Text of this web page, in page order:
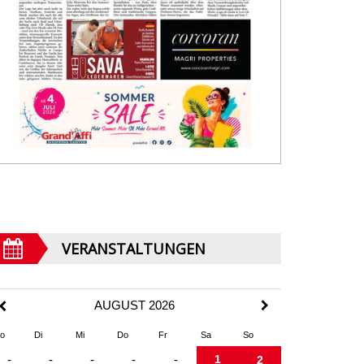
VERANSTALTUNGEN
AUGUST 2026
Di Mi Do Fr Sa So
- - - - - 1 2